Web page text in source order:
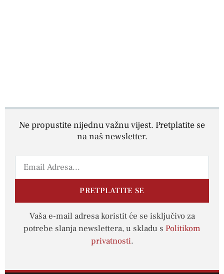
Ne propustite nijednu važnu vijest. Pretplatite se
na naš newsletter.
PRETPLATITE SE
Vaša e-mail adresa koristit će se isključivo za
potrebe slanja newslettera, u skladu s Politikom
privatnosti.